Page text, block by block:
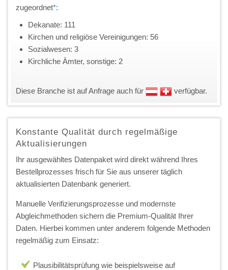
zugeordnet*:
Dekanate: 111
Kirchen und religiöse Vereinigungen: 56
Sozialwesen: 3
Kirchliche Ämter, sonstige: 2
Diese Branche ist auf Anfrage auch für verfügbar.
Konstante Qualität durch regelmäßige
Aktualisierungen
Ihr ausgewähltes Datenpaket wird direkt während Ihres
Bestellprozesses frisch für Sie aus unserer täglich
aktualisierten Datenbank generiert.
Manuelle Verifizierungsprozesse und modernste
Abgleichmethoden sichern die Premium-Qualität Ihrer
Daten. Hierbei kommen unter anderem folgende Methoden
regelmäßig zum Einsatz:
Plausibilitätsprüfung wie beispielsweise auf